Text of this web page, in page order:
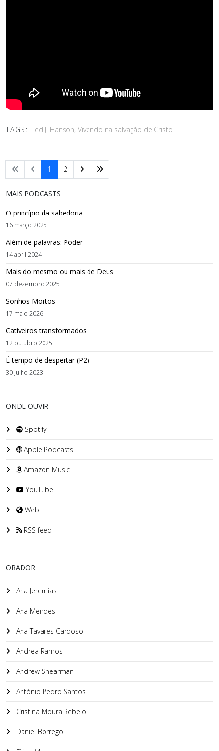
TAGS: Ted J. Hanson, Vivendo na salvação de Cristo
1 2
MAIS PODCASTS
O princípio da sabedoria
16 março 2025
Além de palavras: Poder
14 abril 2024
Mais do mesmo ou mais de Deus
07 dezembro 2025
Sonhos Mortos
17 maio 2026
Cativeiros transformados
12 outubro 2025
É tempo de despertar (P2)
30 julho 2023
ONDE OUVIR
Spotify
Apple Podcasts
Amazon Music
YouTube
Web
RSS feed
ORADOR
Ana Jeremias
Ana Mendes
Ana Tavares Cardoso
Andrea Ramos
Andrew Shearman
António Pedro Santos
Cristina Moura Rebelo
Daniel Borrego